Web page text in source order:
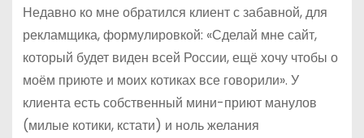
Недавно ко мне обратился клиент с забавной, для
рекламщика, формулировкой: «Сделай мне сайт,
который будет виден всей России, ещё хочу чтобы о
моём приюте и моих котиках все говорили». У
клиента есть собственный мини-приют манулов
(милые котики, кстати) и ноль желания